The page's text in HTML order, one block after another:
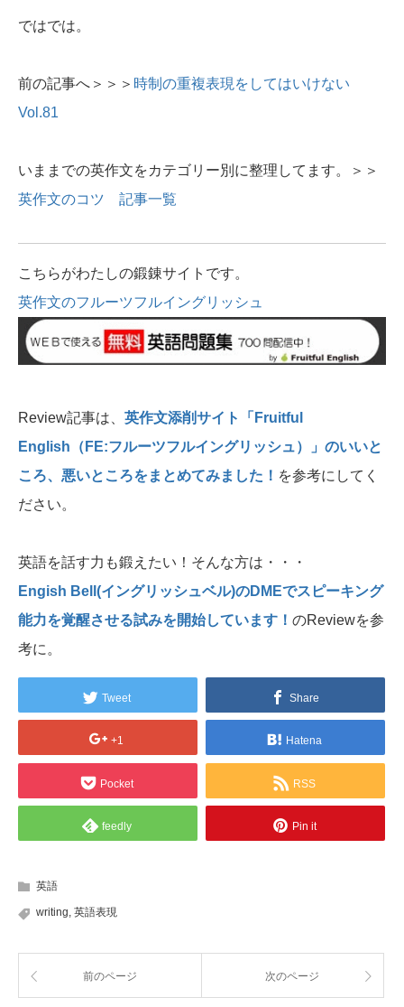
ではでは。
前の記事へ＞＞＞ 時制の重複表現をしてはいけない
Vol.81
いままでの英作文をカテゴリー別に整理してます。＞＞
英作文のコツ 記事一覧
こちらがわたしの鍛錬サイトです。
英作文のフルーツフルイングリッシュ
Review記事は、 英作文添削サイト「Fruitful
English（FE:フルーツフルイングリッシュ）」のいいと
ころ、悪いところをまとめてみました！ を参考にしてく
ださい。
英語を話す力も鍛えたい！そんな方は・・・
Engish Bell(イングリッシュベル)のDMEでスピーキング
能力を覚醒させる試みを開始しています！ のReviewを参
考に。
Tweet Share
+1 Hatena
Pocket RSS
feedly Pin it
英語
writing 英語表現
前のページ 次のページ